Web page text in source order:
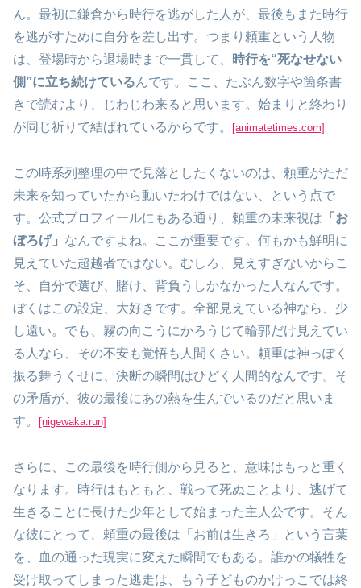
ん。最初に鎌倉から時行を逃がした人が、最後もまた時行
を逃がすために自分を差し出す。つまり頼重という人物
は、登場時から退場時まで一貫して、
時行を“死なせない
側”に立ち続けているんです。ここ、たぶん数字や箇条書
きで読むより、じわじわ来ると思います。始まりと終わり
が同じ祈りで結ばれているからです。
[animatetimes.com]
この時系列整理の中で見落としたくないのは、頼重がただ
未来を知っていたから動いたわけではない、という点で
す。公式プロフィールにもある通り、頼重の未来視は 「お
ぼろげ」 なんですよね。ここが重要です。何もかも鮮明に
見えていた超越者ではない。むしろ、見えすぎないからこ
そ、自分で選び、賭け、背負うしかなかった人なんです。
ぼくはこの設定、大好きです。全部見えている神なら、少
し遠い。でも、霧の向こうにかろうじて輪郭だけ見えてい
る人なら、その不安も覚悟も人間くさい。頼重は神っぽく
振る舞うくせに、決断の瞬間はひどく人間的なんです。そ
の矛盾が、彼の最後にあの熱を生んでいるのだと思いま
す。
[nigewaka.run]
さらに、この最後を時行側から見ると、意味はもっと重く
なります。時行はもともと、戦って死ぬことより、逃げて
生きることに長けた少年として始まった主人公です。そん
な彼にとって、頼重の最後は「お前は生きろ」という言葉
を、血の通った現実に変えた瞬間でもある。誰かの犠牲を
受け取ってしまった逃走は、もう子どものかけっこでは終